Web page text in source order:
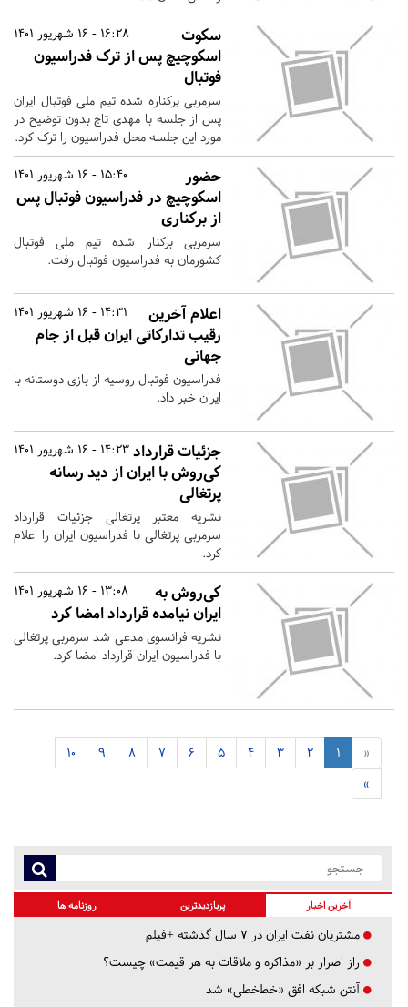
16:28 - 16 شهریور 1401
سکوت
اسکوچیچ پس از ترک فدراسیون
فوتبال
سرمربی برکناره شده تیم ملی فوتبال ایران
پس از جلسه با مهدی تاج بدون توضیح در
مورد این جلسه محل فدراسیون را ترک کرد.
15:40 - 16 شهریور 1401
حضور
اسکوچیچ در فدراسیون فوتبال پس
از برکناری
سرمربی برکنار شده تیم ملی فوتبال
کشورمان به فدراسیون فوتبال رفت.
14:31 - 16 شهریور 1401
اعلام آخرین
رقیب تدارکاتی ایران قبل از جام
جهانی
فدراسیون فوتبال روسیه از بازی دوستانه با
ایران خبر داد.
14:23 - 16 شهریور 1401 جزئیات قرارداد
کی‌روش با ایران از دید رسانه
پرتغالی
نشریه معتبر پرتغالی جزئیات قرارداد
سرمربی پرتغالی با فدراسیون ایران را اعلام
کرد.
13:08 - 16 شهریور 1401
کی‌روش به
ایران نیامده قرارداد امضا کرد
نشریه فرانسوی مدعی شد سرمربی پرتغالی
با فدراسیون ایران قرارداد امضا کرد.
«
1
2
3
4
5
6
7
8
9
10
»
آخرین اخبار پربازدیدترین روزنامه ها
مشتریان نفت ایران در ۷ سال گذشته +فیلم
راز اصرار بر «مذاکره و ملاقات به هر قیمت» چیست؟
آنتن شبکه افق «خط‌خطی» شد